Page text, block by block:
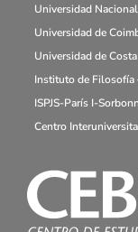
Universidad
Universidad de
Universidad de
Instituto de Filosofía
ISPJS-París I-
Centro